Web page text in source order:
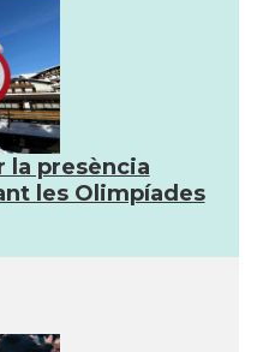
la presència
les Olimpíades